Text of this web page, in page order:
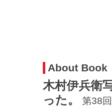
About Book
木村伊兵衛
った。
第38